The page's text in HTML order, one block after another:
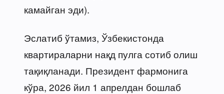
камайган эди).
Эслатиб ўтамиз, Ўзбекистонда
квартираларни нақд пулга сотиб олиш
тақиқланади. Президент фармонига
кўра, 2026 йил 1 апрелдан бошлаб